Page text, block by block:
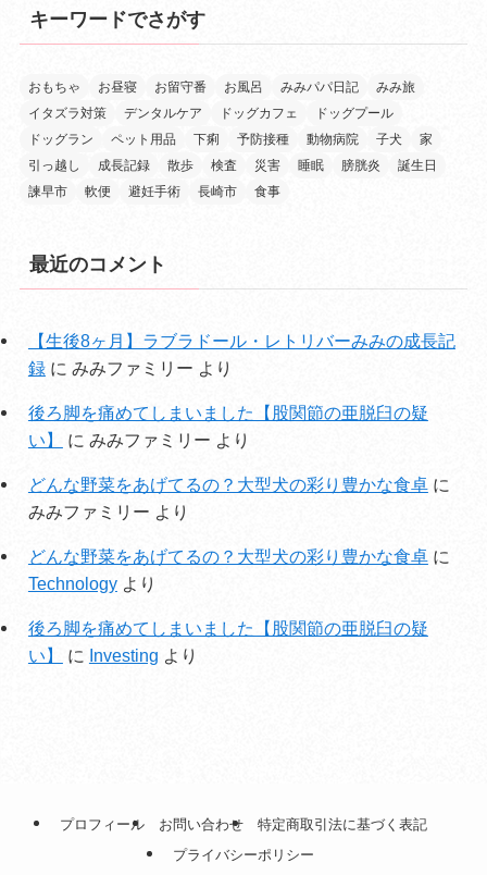
キーワードでさがす
おもちゃ お昼寝 お留守番 お風呂 みみパパ日記
みみ旅
イタズラ対策
デンタルケア ドッグカフェ
ドッグプール
ドッグラン
ペット用品 下痢 予防接種 動物病院 子犬
家
引っ越し
成長記録 散歩 検査 災害 睡眠 膀胱炎
誕生日
諫早市
軟便 避妊手術 長崎市 食事
最近のコメント
【生後8ヶ月】ラブラドール・レトリバーみみの成長記
録に みみファミリー より
後ろ脚を痛めてしまいました【股関節の亜脱臼の疑
い】
に みみファミリー より
どんな野菜をあげてるの？大型犬の彩り豊かな食卓に
みみファミリー より
どんな野菜をあげてるの？大型犬の彩り豊かな食卓に
Technologyより
後ろ脚を痛めてしまいました【股関節の亜脱臼の疑
い】
に Investing より
プロフィール お問い合わせ
特定商取引法に基づく表記
プライバシーポリシー